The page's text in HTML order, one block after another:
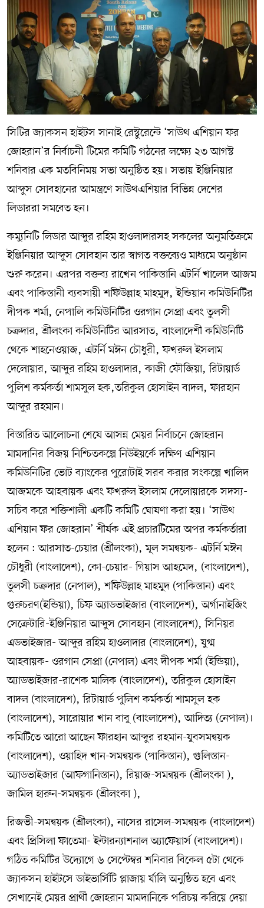
সিটির জ্যাকসন হাইটস সানাই রেস্টুরেন্টে ‘সাউথ এশিয়ান ফর
জোহরান’র নির্বাচনী টিমের কমিটি গঠনের লক্ষ্যে ২৩ আগস্ট
শনিবার এক মতবিনিময় সভা অনুষ্ঠিত হয়। সভায় ইঞ্জিনিয়ার
আব্দুস সোবহানের আমন্ত্রণে সাউথএশিয়ার বিভিন্ন দেশের
লিডাররা সমবেত হন।
কম্যুনিটি লিডার আব্দুর রহিম হাওলাদারসহ সকলের অনুমতিক্রমে
ইঞ্জিনিয়ার আব্দুস সোবহান তার স্বাগত বক্তব্যেও মাধ্যমে অনুষ্ঠান
শুরু করেন। এরপর বক্তব্য রাখেন পাকিস্তানি এটর্নি খালেদ আজম
এবং পাকিস্তানী ব্যবসায়ী শফিউল্লাহ মাহমুদ, ইন্ডিয়ান কমিউনিটির
দীপক শর্মা, নেপালি কমিউনিটির ওরগান সেপ্রা এবং তুলসী
চক্রদার, শ্রীলংকা কমিউনিটির আরসাত, বাংলাদেশী কমিউনিটি
থেকে শাহনেওয়াজ, এটর্নি মঈন চৌধুরী, ফখরুল ইসলাম
দেলোয়ার, আব্দুর রহিম হাওলাদার, কাজী ফৌজিয়া, রিটায়ার্ড
পুলিশ কর্মকর্তা শামসুল হক,তরিকুল হোসাইন বাদল, ফারহান
আব্দুর রহমান।
বিস্তারিত আলোচনা শেষে আসন্ন মেয়র নির্বাচনে জোহরান
মামদানির বিজয় নিশ্চিতকল্পে নিউইয়র্কে দক্ষিণ এশিয়ান
কমিউনিটির ভোট ব্যাংকের পুরোটাই সরব করার সংকল্পে খালিদ
আজমকে আহবায়ক এবং ফখরুল ইসলাম দেলোয়ারকে সদস্য-
সচিব করে শক্তিশালী একটি কমিটি ঘোষণা করা হয়। ‘সাউথ
এশিয়ান ফর জোহরান’ শীর্ষক এই প্রচারটিমের অপর কর্মকর্তারা
হলেন : আরসাত-চেয়ার (শ্রীলংকা), মূল সমন্বয়ক- এটর্নি মঈন
চৌধুরী (বাংলাদেশ), কো-চেয়ার- গিয়াস আহমেদ, (বাংলাদেশ),
তুলসী চক্রদার (নেপাল), শফিউল্লাহ মাহমুদ (পাকিস্তান) এবং
গুরুচরণ(ইন্ডিয়া), চিফ অ্যাডভাইজার (বাংলাদেশ), অর্গানাইজিং
সেক্রেটারি-ইঞ্জিনিয়ার আব্দুস সোবহান (বাংলাদেশ), সিনিয়র
এডভাইজার- আব্দুর রহিম হাওলাদার (বাংলাদেশ), যুগ্ম
আহবায়ক- ওরগান সেপ্রা (নেপাল) এবং দীপক শর্মা (ইন্ডিয়া),
অ্যাডভাইজার-রাশেক মালিক (বাংলাদেশ), তরিকুল হোসাইন
বাদল (বাংলাদেশ), রিটায়ার্ড পুলিশ কর্মকর্তা শামসুল হক
(বাংলাদেশ), সারোয়ার খান বাবু (বাংলাদেশ), আদিত্য (নেপাল)।
কমিটিতে আরো আছেন ফারহান আব্দুর রহমান-যুবসমন্বয়ক
(বাংলাদেশ), ওয়াহিদ খান-সমন্বয়ক (পাকিস্তান), গুলিস্তান-
অ্যাডভাইজার (আফগানিস্তান), রিয়াজ-সমন্বয়ক (শ্রীলংকা ),
জামিল হারুন-সমন্বয়ক (শ্রীলংকা ),
রিজভী-সমন্বয়ক (শ্রীলংকা), নাসের রাসেল-সমন্বয়ক (বাংলাদেশ)
এবং প্রিসিলা ফাতেমা- ইন্টারন্যাশনাল অ্যাফেয়ার্স (বাংলাদেশ)।
গঠিত কমিটির উদ্যোগে ৬ সেপ্টেম্বর শনিবার বিকেল ৫টা থেকে
জ্যাকসন হাইটসে ডাইভার্সিটি প্লাজায় র্যালি অনুষ্ঠিত হবে এবং
সেখানেই মেয়র প্রার্থী জোহরান মামদানিকে পরিচয় করিয়ে দেয়া